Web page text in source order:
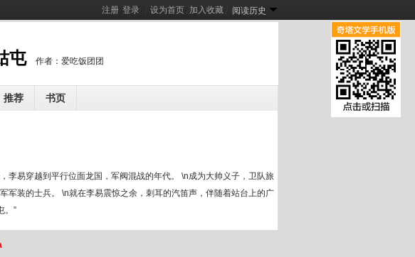
屯 作者：爱吃饭团团
推荐 书页
李易穿越到平行位面龙国，军阀混战的年代。 \n成为大帅义子，卫队旅
军装的士兵。 \n就在李易震惊之余，刺耳的汽笛声，伴随着站台上的广
。”
注册 登录 设为首页 加入收藏 阅读历史